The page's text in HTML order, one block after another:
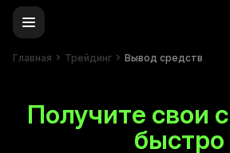
Главная Трейдинг Вывод средств
Получите свои
быстро